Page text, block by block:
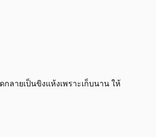
ายเป็นขิงแห้งเพราะเก็บนาน ให้